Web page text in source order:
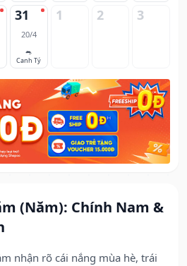
(Năm): Chính Nam &
nhận rõ cái nắng mùa hè, trái
31
20/4
🐀
Canh Tý
1 2 3